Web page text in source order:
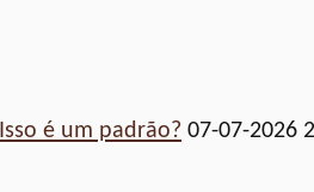
é um padrão? 07-07-2026